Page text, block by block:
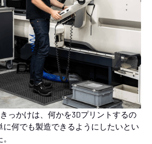
きっかけは、何かを3Dプリントするの
に何でも製造できるようにしたいとい